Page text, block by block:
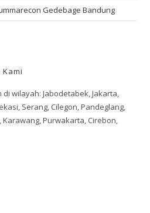
Gedebage Bandung
wilayah: Jabodetabek, Jakarta,
Serang, Cilegon, Pandeglang,
Karawang, Purwakarta, Cirebon,